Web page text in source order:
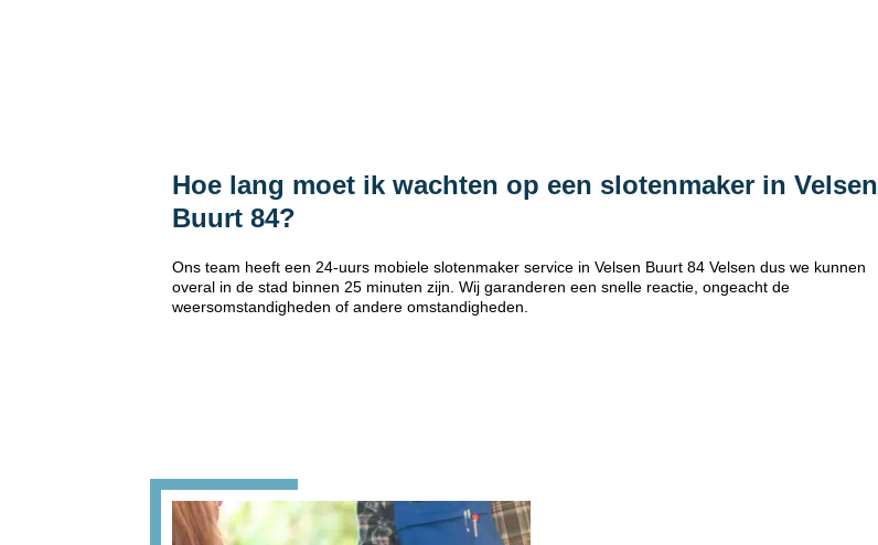
Hoe lang moet ik wachten op een slotenmaker in Velsen
Buurt 84?
Ons team heeft een 24-uurs mobiele slotenmaker service in Velsen Buurt 84 Velsen dus we kunnen
overal in de stad binnen 25 minuten zijn. Wij garanderen een snelle reactie, ongeacht de
weersomstandigheden of andere omstandigheden.